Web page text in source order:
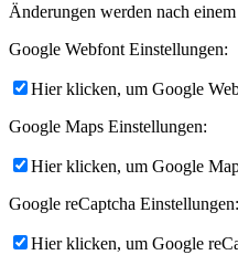
Änderungen werden nach
Google Webfont Einstellungen:
Hier klicken, um Google
Google Maps Einstellungen:
Hier klicken, um Google
Google reCaptcha Einstellungen:
Hier klicken, um Google